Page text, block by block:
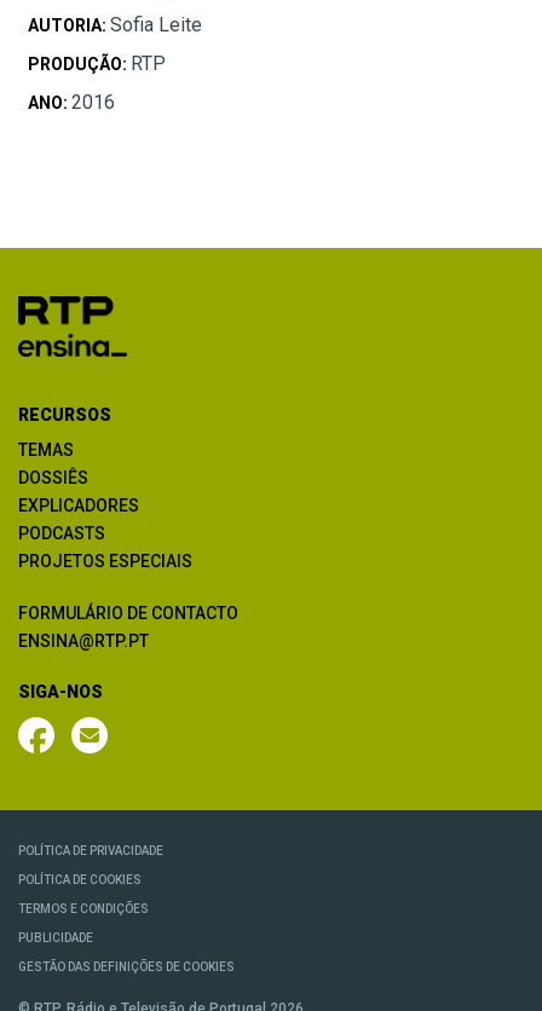
AUTORIA: Sofia Leite
PRODUÇÃO: RTP
ANO: 2016
RECURSOS
TEMAS
DOSSIÊS
EXPLICADORES
PODCASTS
PROJETOS ESPECIAIS
FORMULÁRIO DE CONTACTO
ENSINA@RTP.PT
SIGA-NOS
POLÍTICA DE PRIVACIDADE
POLÍTICA DE COOKIES
TERMOS E CONDIÇÕES
PUBLICIDADE
GESTÃO DAS DEFINIÇÕES DE COOKIES